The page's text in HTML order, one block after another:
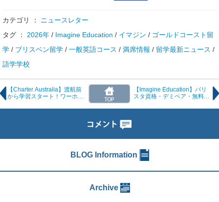
カテゴリ ： ニュースレター
タグ ： 2026年 / Imagine Education / イマジン / ゴールドコースト留
学 / ブリスベン留学 / 一般英語コース / 満席情報 / 留学最新ニュース /
語学学校
【Charter Australia】渡航前
から学習スタート！ワーホリ
and Work」キャンペーン開
【Imagine Education】バリ
スタ資格・デミペア・無料特
活を充実させる3つの最新プ
BLOG Information
Archive